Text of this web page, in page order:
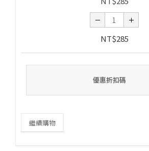
NT$285
優惠折扣碼
繼續購物